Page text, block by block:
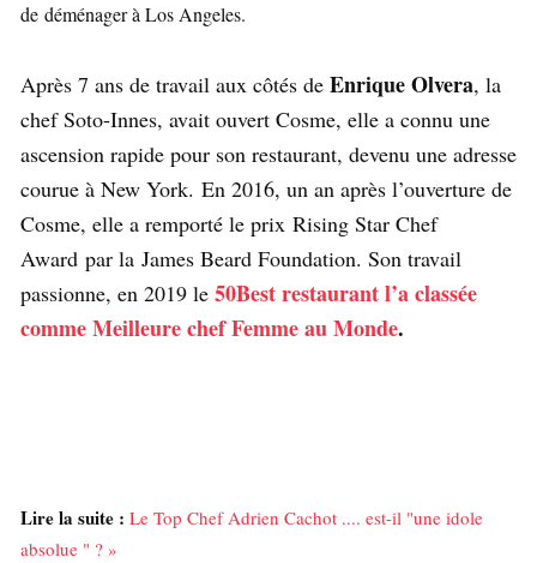
de déménager à Los Angeles.
Après 7 ans de travail aux côtés de Enrique Olvera, la
chef Soto-Innes, avait ouvert Cosme, elle a connu une
ascension rapide pour son restaurant, devenu une adresse
courue à New York. En 2016, un an après l’ouverture de
Cosme, elle a remporté le prix Rising Star Chef
Award par la James Beard Foundation. Son travail
passionne, en 2019 le 50Best restaurant l’a classée
comme Meilleure chef Femme au Monde.
Lire la suite : Le Top Chef Adrien Cachot .... est-il "une idole
absolue " ? »